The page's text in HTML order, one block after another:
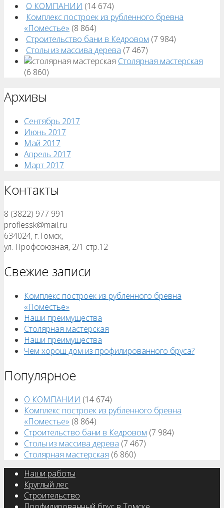
О КОМПАНИИ (14 674)
Комплекс построек из рубленного бревна
«Поместье» (8 864)
Строительство бани в Кедровом (7 984)
Столы из массива дерева (7 467)
Столярная мастерская
(6 860)
Архивы
Сентябрь 2017
Июнь 2017
Май 2017
Апрель 2017
Март 2017
Контакты
8 (3822) 977 991
proflessk@mail.ru
634024, г.Томск,
ул. Профсоюзная, 2/1 стр.12
Свежие записи
Комплекс построек из рубленного бревна
«Поместье»
Наши преимущества
Столярная мастерская
Наши преимущества
Чем хорош дом из профилированного бруса?
Популярное
О КОМПАНИИ (14 674)
Комплекс построек из рубленного бревна
«Поместье» (8 864)
Строительство бани в Кедровом (7 984)
Столы из массива дерева (7 467)
Столярная мастерская (6 860)
Наши работы
Круглый лес
Строительство